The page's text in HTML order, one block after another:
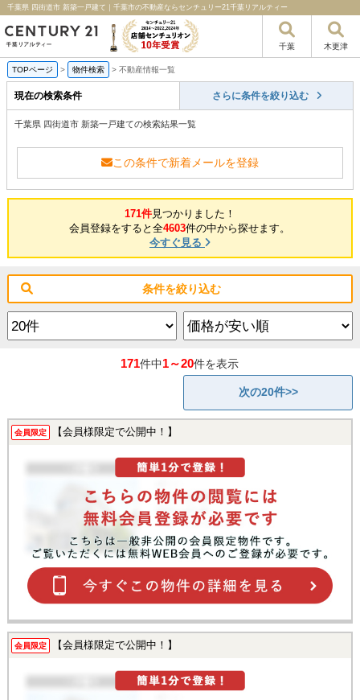
千葉県 四街道市 新築一戸建て｜千葉市の不動産ならセンチュリー21千葉リアルティー
千葉 木更津
TOPページ > 物件検索 > 不動産情報一覧
現在の検索条件 さらに条件を絞り込む
千葉県 四街道市 新築一戸建ての検索結果一覧
この条件で新着メールを登録
171件見つかりました！
会員登録をすると全4603件の中から探せます。
今すぐ見る
条件を絞り込む
171件中1～20件を表示
次の20件>>
会員限定 【会員様限定で公開中！】
会員限定 【会員様限定で公開中！】